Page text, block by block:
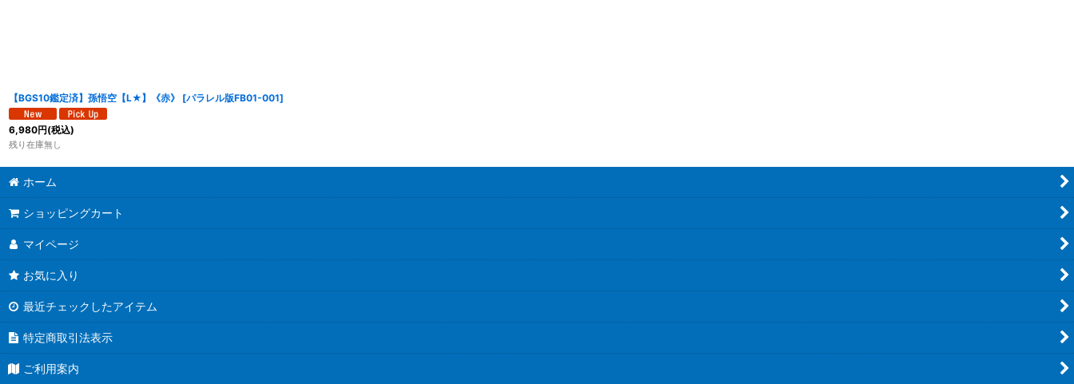
【BGS10鑑定済】孫悟空【L★】《赤》 [パラレル版FB01-001]
6,980円(税込)
残り在庫無し
ホーム
ショッピングカート
マイページ
お気に入り
最近チェックしたアイテム
特定商取引法表示
ご利用案内